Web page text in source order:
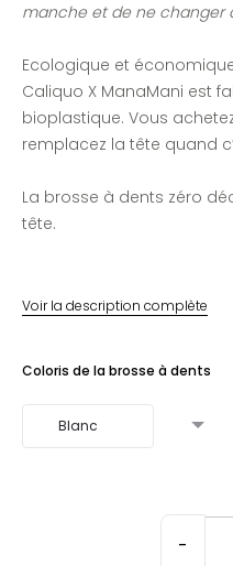
manche et de ne changer
Ecologique et
Caliquo X ManaMani est
bioplastique. Vous
remplacez la tête quand
La brosse à dents zéro
tête.
Voir la description complète
Coloris de la brosse à dents
-